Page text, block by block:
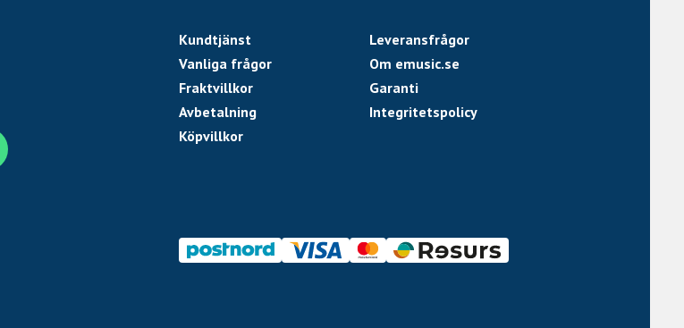
Kundtjänst
Leveransfrågor
Vanliga frågor
Om emusic.se
Fraktvillkor
Garanti
Avbetalning
Integritetspolicy
Köpvillkor